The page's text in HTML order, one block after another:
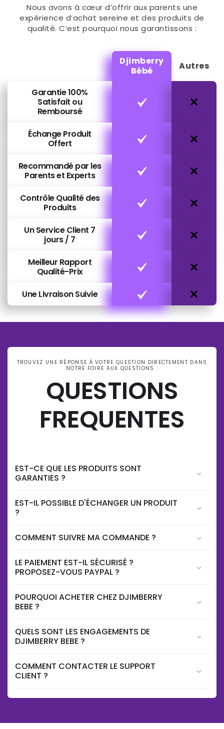
Nous avons à cœur d’offrir aux parents une
expérience d’achat sereine et des produits de
qualité. C’est pourquoi nous garantissons :
Djimberry
Bébé
Autres
Garantie 100%
Satisfait ou
Remboursé
Échange Produit
Offert
Recommandé par les
Parents et Experts
Contrôle Qualité des
Produits
Un Service Client 7
jours / 7
Meilleur Rapport
Qualité-Prix
Une Livraison Suivie
TROUVEZ UNE RÉPONSE À VOTRE QUESTION DIRECTEMENT DANS
NOTRE FOIRE AUX QUESTIONS :
QUESTIONS
FREQUENTES
EST-CE QUE LES PRODUITS SONT
GARANTIES ?
EST-IL POSSIBLE D'ÉCHANGER UN PRODUIT
?
COMMENT SUIVRE MA COMMANDE ?
LE PAIEMENT EST-IL SÉCURISÉ ?
PROPOSEZ-VOUS PAYPAL ?
POURQUOI ACHETER CHEZ DJIMBERRY
BEBE ?
QUELS SONT LES ENGAGEMENTS DE
DJIMBERRY BEBE ?
COMMENT CONTACTER LE SUPPORT
CLIENT ?